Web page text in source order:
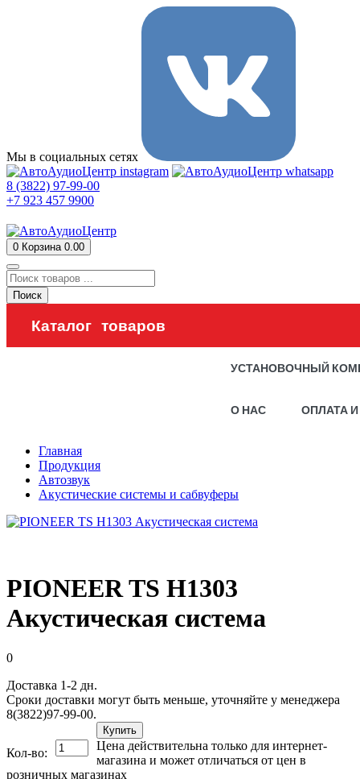
Мы в социальных сетях
8 (3822) 97-99-00
+7 923 457 9900
0 Корзина 0.00
Поиск
Каталог товаров
УСТАНОВОЧНЫЙ
О НАС ОПЛАТА
Главная
Продукция
Автозвук
Акустические системы и сабвуферы
PIONEER TS H1303
Акустическая система
0
Доставка 1-2 дн.
Сроки доставки могут быть меньше, уточняйте у менеджера
8(3822)97-99-00.
Кол-во:
Купить
Цена действительна только для интернет-
магазина и может отличаться от цен в
розничных магазинах